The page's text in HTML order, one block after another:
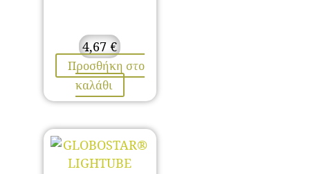
4,67€
Προσθήκη στο
καλάθι